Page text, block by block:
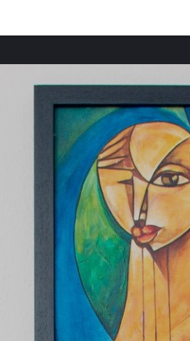
Casas
Casas
Casas
Casas
Casas
Casas